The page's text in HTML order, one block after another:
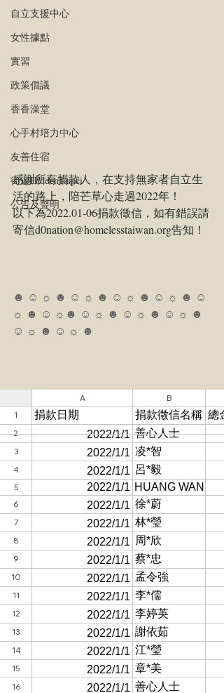
自立支援中心
女性據點
實習
政策倡議
香香澡堂
心手村培力中心
友善住宿
街遊HiddenTaipei
公告及聲明
感謝所有捐款人，在支持無家者自立生
活的路上，陪芒草心走過2022年！
以下為2022.01-06捐款徵信，如有錯誤請
寄信d0nation@homelesstaiwan.org告知！
☻ ☺ ☼ ☻ ☺ ☼ ☻ ☺ ☼ ☻ ☺ ☼ ☻ ☺
☼ ☻ ☺ ☼☻ ☺ ☼ ☻ ☺ ☼ ☻ ☺ ☼ ☻
☺ ☼ ☻ ☺ ☼ ☻